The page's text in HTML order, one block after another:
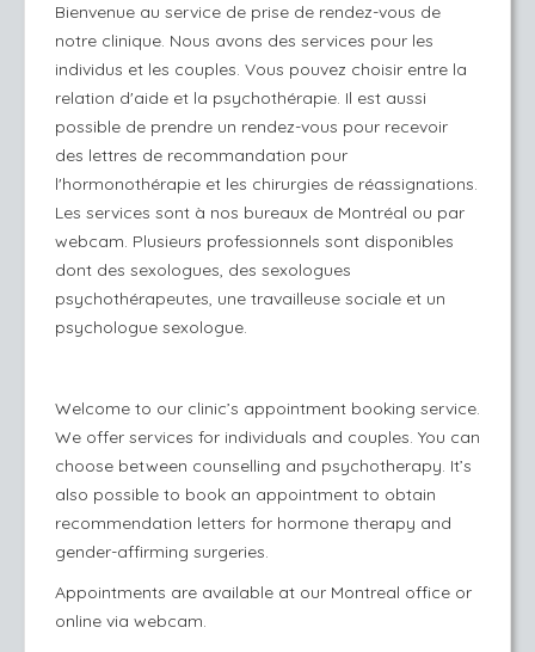
Bienvenue au service de prise de rendez-vous de
notre clinique. Nous avons des services pour les
individus et les couples. Vous pouvez choisir entre la
relation d'aide et la psychothérapie. Il est aussi
possible de prendre un rendez-vous pour recevoir
des lettres de recommandation pour
l'hormonothérapie et les chirurgies de réassignations.
Les services sont à nos bureaux de Montréal ou par
webcam. Plusieurs professionnels sont disponibles
dont des sexologues, des sexologues
psychothérapeutes, une travailleuse sociale et un
psychologue sexologue.
Welcome to our clinic’s appointment booking service.
We offer services for individuals and couples. You can
choose between counselling and psychotherapy. It’s
also possible to book an appointment to obtain
recommendation letters for hormone therapy and
gender-affirming surgeries.
Appointments are available at our Montreal office or
online via webcam.